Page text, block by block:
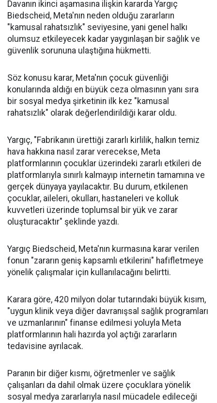
Davanın ikinci aşamasına ilişkin kararda Yargıç
Biedscheid, Meta'nın neden olduğu zararların
"kamusal rahatsızlık" seviyesine, yani genel halkı
olumsuz etkileyecek kadar yaygınlaşan bir sağlık ve
güvenlik sorununa ulaştığına hükmetti.
Söz konusu karar, Meta'nın çocuk güvenliği
konularında aldığı en büyük ceza olmasının yanı sıra
bir sosyal medya şirketinin ilk kez "kamusal
rahatsızlık" olarak değerlendirildiği karar oldu.
Yargıç, "Fabrikanın ürettiği zararlı kirlilik, halkın temiz
hava hakkına nasıl zarar verecekse, Meta
platformlarının çocuklar üzerindeki zararlı etkileri de
platformlarıyla sınırlı kalmayıp internetin tamamına ve
gerçek dünyaya yayılacaktır. Bu durum, etkilenen
çocuklar, aileleri, okulları, hastaneleri ve kolluk
kuvvetleri üzerinde toplumsal bir yük ve zarar
oluşturacaktır" şeklinde yazdı.
Yargıç Biedscheid, Meta'nın kurmasına karar verilen
fonun "zararın geniş kapsamlı etkilerini" hafifletmeye
yönelik çalışmalar için kullanılacağını belirtti.
Karara göre, 420 milyon dolar tutarındaki büyük kısım,
"uygun klinik veya diğer davranışsal sağlık programları
ve uzmanlarının" finanse edilmesi yoluyla Meta
platformlarının hali hazırda yol açtığı zararların
tedavisine ayrılacak.
Paranın bir diğer kısmı, öğretmenler ve sağlık
çalışanları da dahil olmak üzere çocuklara yönelik
sosyal medya zararlarıyla nasıl mücadele edileceği